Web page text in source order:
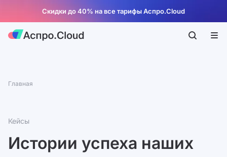
Скидки до 40% на все тарифы Аспро.Cloud
Главная
Кейсы
Истории успеха наших